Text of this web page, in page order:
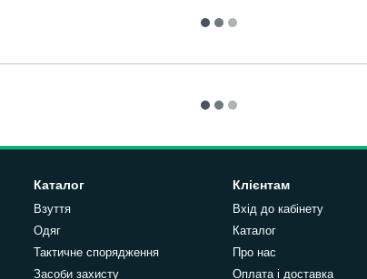
Каталог
Взуття
Одяг
Тактичне спорядження
Засоби захисту
Клієнтам
Вхід до кабінету
Каталог
Про нас
Оплата і доставка